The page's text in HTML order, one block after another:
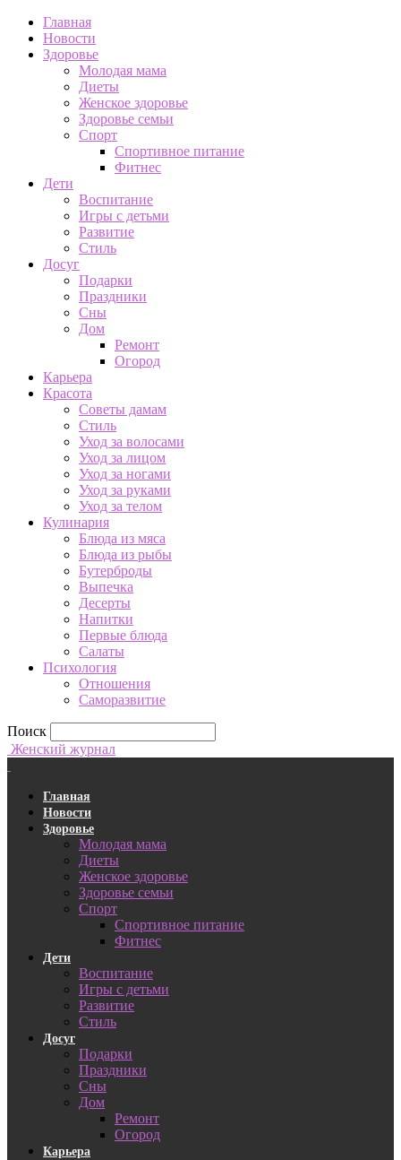
Главная
Новости
Здоровье
Молодая мама
Диеты
Женское здоровье
Здоровье семьи
Спорт
Спортивное питание
Фитнес
Дети
Воспитание
Игры с детьми
Развитие
Стиль
Досуг
Подарки
Праздники
Сны
Дом
Ремонт
Огород
Карьера
Красота
Советы дамам
Стиль
Уход за волосами
Уход за лицом
Уход за ногами
Уход за руками
Уход за телом
Кулинария
Блюда из мяса
Блюда из рыбы
Бутерброды
Выпечка
Десерты
Напитки
Первые блюда
Салаты
Психология
Отношения
Саморазвитие
Поиск
Женский журнал
Главная
Новости
Здоровье
Молодая мама
Диеты
Женское здоровье
Здоровье семьи
Спорт
Спортивное питание
Фитнес
Дети
Воспитание
Игры с детьми
Развитие
Стиль
Досуг
Подарки
Праздники
Сны
Дом
Ремонт
Огород
Карьера